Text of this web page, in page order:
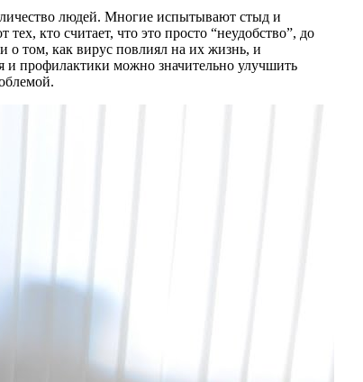
людей. Многие испытывают стыд и
кто считает, что это просто “неудобство”, до
о том, как вирус повлиял на их жизнь, и
профилактики можно значительно улучшить